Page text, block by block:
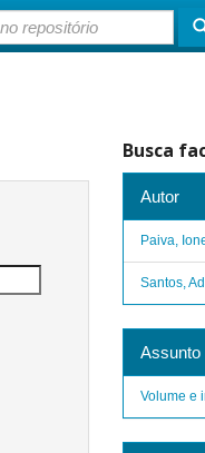
Busca
Autor
Paiva,
Santos,
Assunto
Volume e